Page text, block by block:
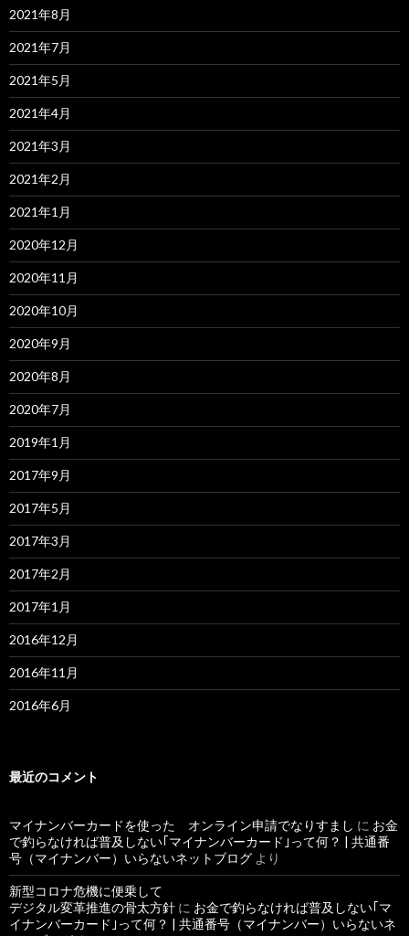
2021年8月
2021年7月
2021年5月
2021年4月
2021年3月
2021年2月
2021年1月
2020年12月
2020年11月
2020年10月
2020年9月
2020年8月
2020年7月
2019年1月
2017年9月
2017年5月
2017年3月
2017年2月
2017年1月
2016年12月
2016年11月
2016年6月
最近のコメント
マイナンバーカードを使った オンライン申請でなりすまし に お金
で釣らなければ普及しない｢マイナンバーカード｣って何？ | 共通番
号（マイナンバー）いらないネットブログ より
新型コロナ危機に便乗して
デジタル変革推進の骨太方針 に お金で釣らなければ普及しない｢マ
イナンバーカード｣って何？ | 共通番号（マイナンバー）いらないネ